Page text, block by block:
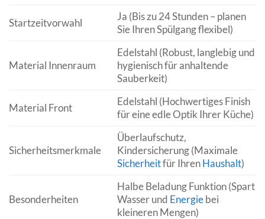
Startzeitvorwahl
Ja (Bis zu 24 Stunden – planen
Sie Ihren Spülgang flexibel)
Material Innenraum
Edelstahl (Robust, langlebig und
hygienisch für anhaltende
Sauberkeit)
Material Front
Edelstahl (Hochwertiges Finish
für eine edle Optik Ihrer Küche)
Sicherheitsmerkmale
Überlaufschutz,
Kindersicherung (Maximale
Sicherheitfür IhrenHaushalt)
Besonderheiten
Halbe Beladung Funktion (Spart
Wasser und Energiebei
kleineren Mengen)